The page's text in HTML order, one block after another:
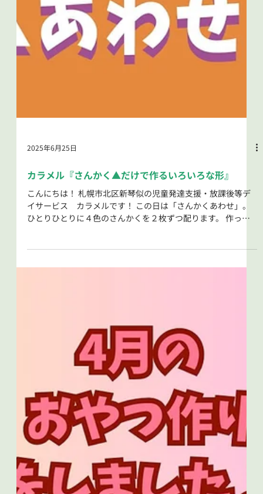
2025年6月25日
カラメル『さんかく▲だけで作るいろいろな形』
こんにちは！ 札幌市北区新琴似の児童発達支援・放課後等デ
イサービス カラメルです！ この日は「さんかくあわせ」。
ひとりひとりに４色のさんかくを２枚ずつ配ります。 作って
もらう形をホワイトボードに貼って、 『じゃあ次に作っても
らうのは～～～～～、、、、...